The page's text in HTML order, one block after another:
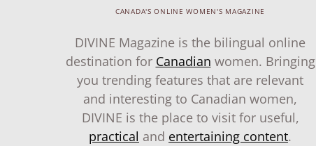
CANADA'S ONLINE WOMEN'S MAGAZINE
DIVINE Magazine is the bilingual online
destination for Canadian women. Bringing
you trending features that are relevant
and interesting to Canadian women,
DIVINE is the place to visit for useful,
practical and entertaining content.